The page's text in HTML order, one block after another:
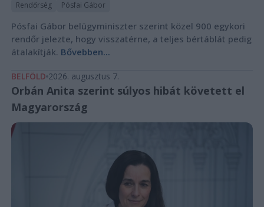
Rendőrség Pósfai Gábor
Pósfai Gábor belügyminiszter szerint közel 900 egykori
rendőr jelezte, hogy visszatérne, a teljes bértáblát pedig
átalakítják. Bővebben...
BELFÖLD 2026. augusztus 7.
Orbán Anita szerint súlyos hibát követett el
Magyarország